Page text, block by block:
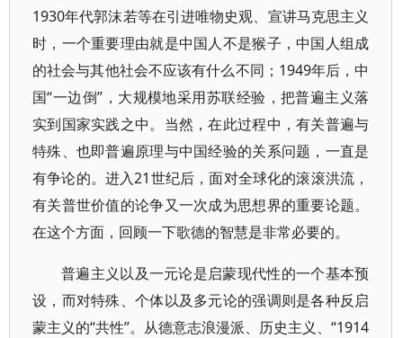
1930年代郭沫若等在引进唯物史观、宣讲马克思主义
时，一个重要理由就是中国人不是猴子，中国人组成
的社会与其他社会不应该有什么不同；1949年后，中
国“一边倒”，大规模地采用苏联经验，把普遍主义落
实到国家实践之中。当然，在此过程中，有关普遍与
特殊、也即普遍原理与中国经验的关系问题，一直是
有争论的。进入21世纪后，面对全球化的滚滚洪流，
有关普世价值的论争又一次成为思想界的重要论题。
在这个方面，回顾一下歌德的智慧是非常必要的。
普遍主义以及一元论是启蒙现代性的一个基本预
设，而对特殊、个体以及多元论的强调则是各种反启
蒙主义的“共性”。从德意志浪漫派、历史主义、“1914